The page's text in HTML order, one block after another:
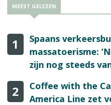
MEEST GELEZEN
1
Spaans
massatoerisme:
zijn nog steeds
2
Coffee with the
America Line zet